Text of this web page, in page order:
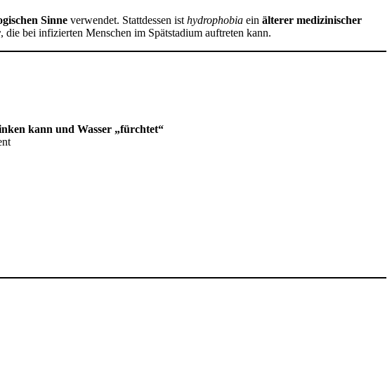
Sinne verwendet. Stattdessen ist hydrophobia ein älterer medizinischer
, die bei infizierten Menschen im Spätstadium auftreten kann.
kann und Wasser „fürchtet“